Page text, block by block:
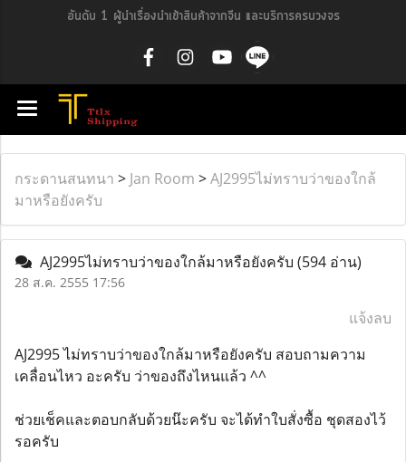
อันดับ 1 ผู้นำเรื่องนำเข้าสินค้าจากจีน และบริการครบวงจร
กระดานสนทนา > Jan Room >AJ2995ไม่ทราบว่าของใกล้
มาหรือยังครับ
AJ2995ไม่ทราบว่าของใกล้มาหรือยังครับ (594 อ่าน)
28 ส.ค. 2555 17:56
แจ้งลบ
AJ2995 ไม่ทราบว่าของใกล้มาหรือยังครับ สอบถามความ
เคลื่อนไหว อะครับ ว่าของถึงไหนแล้ว ^^
ช่วยเช็คและตอบกลับด้วยน๊ะครับ จะได้ทำใบสั่งซื้อ ชุดสองไว้
รอครับ